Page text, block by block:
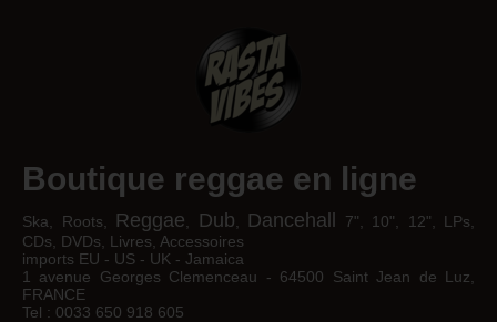
Boutique reggae en ligne
Ska, Roots, Reggae Dub Dancehall
7", 10", 12", LPs,
CDs, DVDs, Livres, Accessoires
imports EU - US - UK - Jamaica
1 avenue Georges Clemenceau - 64500 Saint Jean de Luz,
FRANCE
Tel : 0033 650 918 605